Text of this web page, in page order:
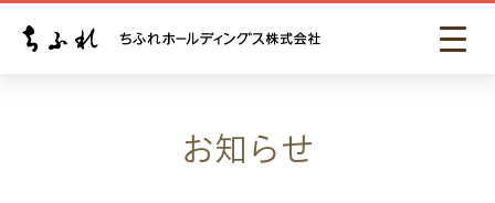
お知らせ